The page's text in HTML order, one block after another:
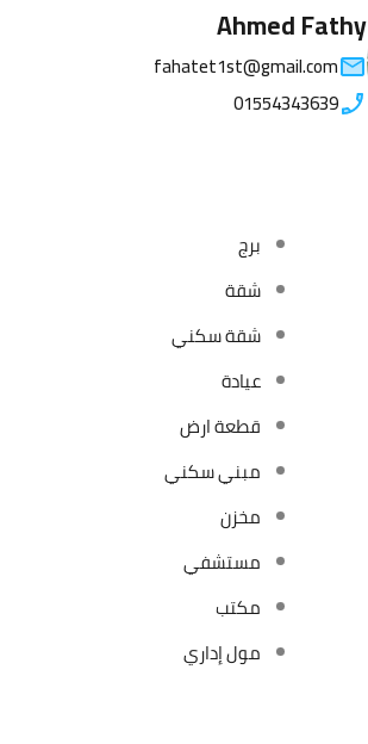
Ahmed Fathy
fahatet1st@gmail.com
01554343639
برج
شقة
شقة سكني
عيادة
قطعة ارض
مبني سكني
مخزن
مستشفي
مكتب
مول إداري